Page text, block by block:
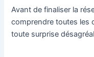
Avant de finaliser la
comprendre toutes les
toute surprise